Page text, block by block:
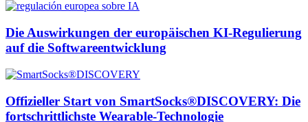
Die Auswirkungen der europäischen KI-Regulierung
auf die Softwareentwicklung
Offizieller Start von SmartSocks®DISCOVERY: Die
fortschrittlichste Wearable-Technologie